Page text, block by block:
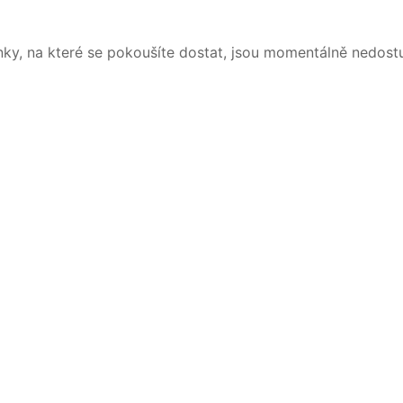
na které se pokoušíte dostat, jsou momentálně